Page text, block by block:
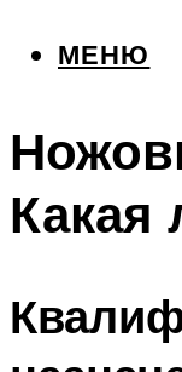
МЕНЮ
Какая